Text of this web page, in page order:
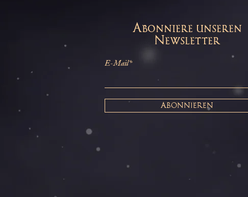
Abonniere unseren
Newsletter
E-Mail*
ABONNIEREN